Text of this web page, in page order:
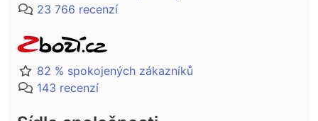
23 766 recenzí
82 % spokojených zákazníků
143 recenzí